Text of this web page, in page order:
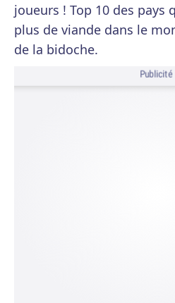
joueurs ! Top 10 des pays
plus de viande dans le
de la bidoche.
Publicité